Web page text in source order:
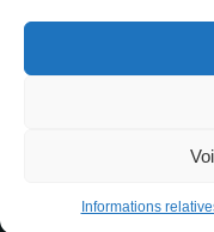
Informations
2025 Office